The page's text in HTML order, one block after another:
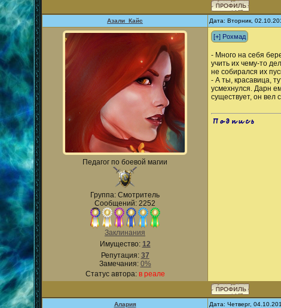
Азали_Кайс Дата: Вторник,
Педагог по боевой магии
Группа: Смотритель
Сообщений: 2252
Заклинания
Имущество: 12
Репутация: 37
Замечания: 0%
Статус автора: в реале
- Много на себя
учить их чему-то
не собирался их
- А ты, красавица,
усмехнулся. Дарн
существует, он вел
.
Алария Дата: Четверг,